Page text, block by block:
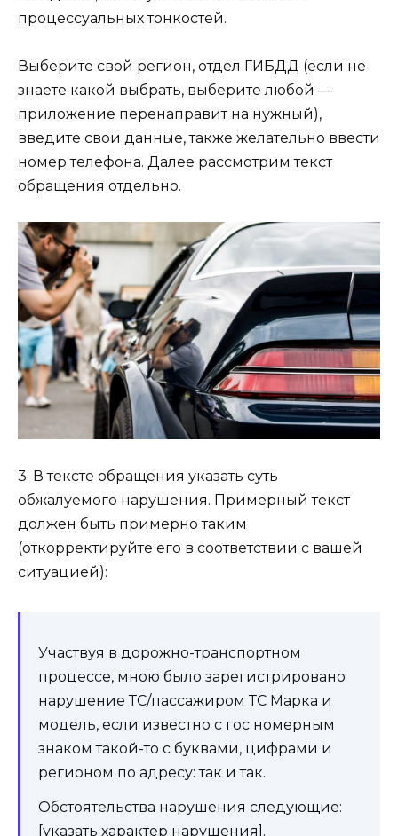
процессуальных тонкостей.
Выберите свой регион, отдел ГИБДД (если не
знаете какой выбрать, выберите любой —
приложение перенаправит на нужный),
введите свои данные, также желательно ввести
номер телефона. Далее рассмотрим текст
обращения отдельно.
3. В тексте обращения указать суть
обжалуемого нарушения. Примерный текст
должен быть примерно таким
(откорректируйте его в соответствии с вашей
ситуацией):
Участвуя в дорожно-транспортном
процессе, мною было зарегистрировано
нарушение ТС/пассажиром ТС Марка и
модель, если известно с гос номерным
знаком такой-то с буквами, цифрами и
регионом по адресу: так и так.
Обстоятельства нарушения следующие:
[указать характер нарушения].